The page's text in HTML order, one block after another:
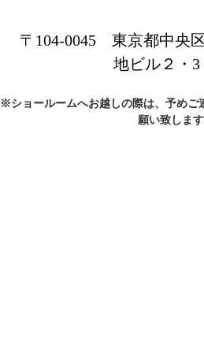
〒104-0045 東京都中央
地ビル２・3
※ショールームへお越しの際は、予めご
願い致します